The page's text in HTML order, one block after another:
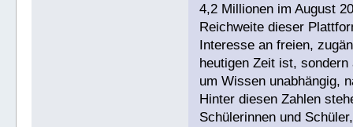
4,2 Millionen im August
Reichweite dieser
Interesse an freien,
heutigen Zeit ist,
um Wissen unabhängig,
Hinter diesen Zahlen
Schülerinnen und